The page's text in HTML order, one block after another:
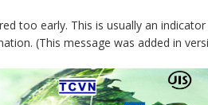
too early. This is usually an
(This message was added in